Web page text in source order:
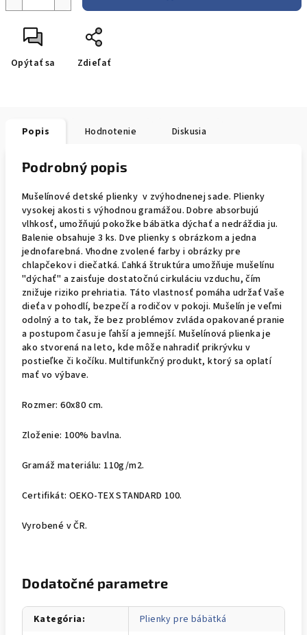
Opýtať sa Zdieľať
Popis Hodnotenie Diskusia
Podrobný popis
Mušelínové detské plienky v zvýhodnenej sade. Plienky
vysokej akosti s výhodnou gramážou. Dobre absorbujú
vlhkosť, umožňujú pokožke bábätka dýchať a nedráždia ju.
Balenie obsahuje 3 ks. Dve plienky s obrázkom a jedna
jednofarebná. Vhodne zvolené farby i obrázky pre
chlapčekov i diečatká. Ľahká štruktúra umožňuje mušelínu
"dýchať" a zaisťuje dostatočnú cirkuláciu vzduchu, čím
znižuje riziko prehriatia. Táto vlastnosť pomáha udržať Vaše
dieťa v pohodlí, bezpečí a rodičov v pokoji. Mušelín je veľmi
odolný a to tak, že bez problémov zvláda opakované pranie
a postupom času je ľahší a jemnejší. Mušelínová plienka je
ako stvorená na leto, kde môže nahradiť prikrývku v
postieľke či kočíku. Multifunkčný produkt, ktorý sa oplatí
mať vo výbave.
Rozmer: 60x80 cm.
Zloženie: 100% bavlna.
Gramáž materiálu: 110g/m2.
Certifikát: OEKO-TEX STANDARD 100.
Vyrobené v ČR.
Dodatočné parametre
Kategória:
Plienky pre bábätká